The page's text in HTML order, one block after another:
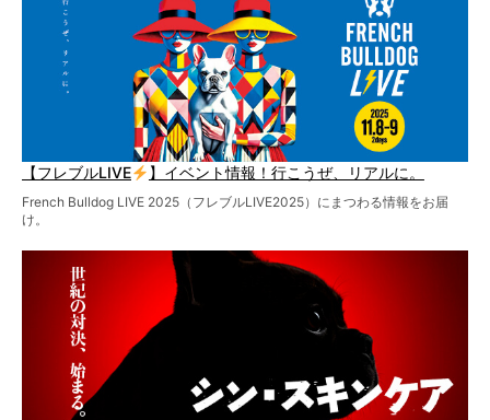
【フレブルLIVE 】イベント情報！行こうぜ、リアルに。
French Bulldog LIVE 2025（フレブルLIVE2025）にまつわる情報をお届
け。